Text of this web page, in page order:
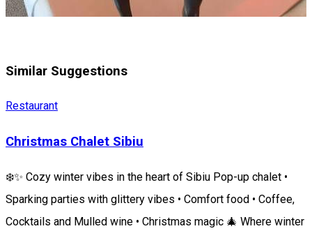
Similar Suggestions
Restaurant
Christmas Chalet Sibiu
❄️✨ Cozy winter vibes in the heart of Sibiu Pop-up chalet •
Sparking parties with glittery vibes • Comfort food • Coffee,
Cocktails and Mulled wine • Christmas magic 🎄 Where winter